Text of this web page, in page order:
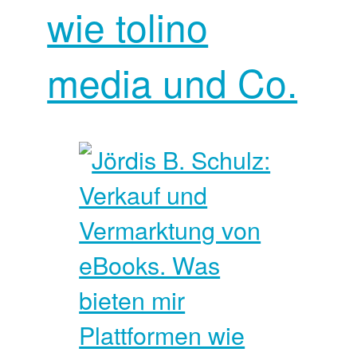
wie tolino
media und Co.